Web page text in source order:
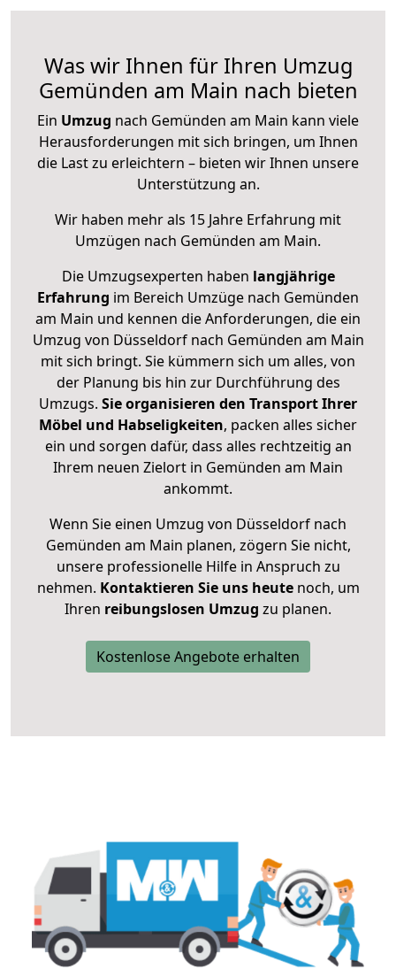
Was wir Ihnen für Ihren Umzug
Gemünden am Main nach bieten
Ein Umzug nach Gemünden am Main kann viele
Herausforderungen mit sich bringen, um Ihnen
die Last zu erleichtern – bieten wir Ihnen unsere
Unterstützung an.
Wir haben mehr als 15 Jahre Erfahrung mit
Umzügen nach Gemünden am Main.
Die Umzugsexperten haben langjährige
Erfahrung im Bereich Umzüge nach Gemünden
am Main und kennen die Anforderungen, die ein
Umzug von Düsseldorf nach Gemünden am Main
mit sich bringt. Sie kümmern sich um alles, von
der Planung bis hin zur Durchführung des
Umzugs. Sie organisieren den Transport Ihrer
Möbel und Habseligkeiten, packen alles sicher
ein und sorgen dafür, dass alles rechtzeitig an
Ihrem neuen Zielort in Gemünden am Main
ankommt.
Wenn Sie einen Umzug von Düsseldorf nach
Gemünden am Main planen, zögern Sie nicht,
unsere professionelle Hilfe in Anspruch zu
nehmen. Kontaktieren Sie uns heutenoch, um
Ihren reibungslosen Umzug zu planen.
Kostenlose Angebote erhalten